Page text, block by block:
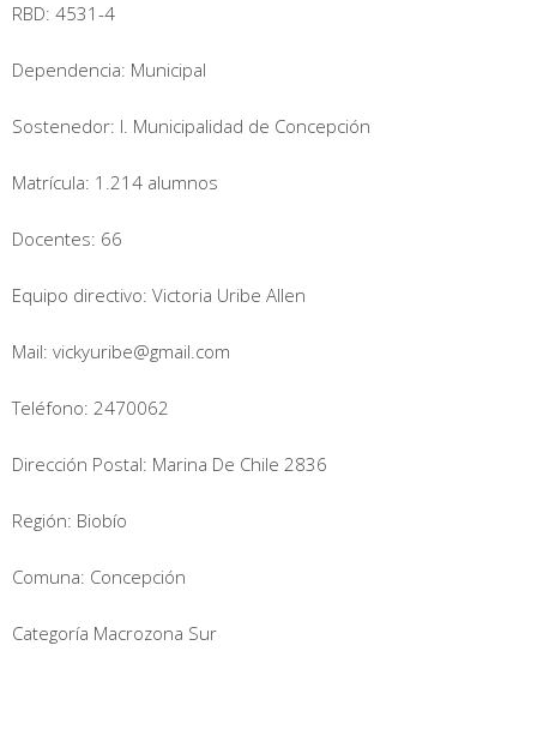
RBD: 4531-4
Dependencia: Municipal
Sostenedor: I. Municipalidad de Concepción
Matrícula: 1.214 alumnos
Docentes: 66
Equipo directivo: Victoria Uribe Allen
Mail: vickyuribe@gmail.com
Teléfono: 2470062
Dirección Postal: Marina De Chile 2836
Región: Biobío
Comuna: Concepción
Categoría Macrozona Sur